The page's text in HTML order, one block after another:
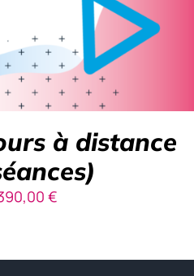
à distance
€